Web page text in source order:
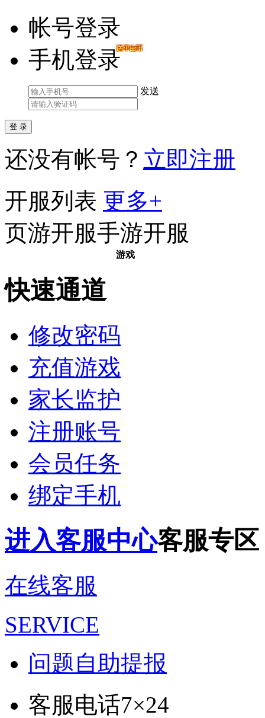
帐号登录
手机登录
发送
还没有帐号？ 立即注册
开服列表 更多+
页游开服手游开服
游戏
快速通道
修改密码
充值游戏
家长监护
注册账号
会员任务
绑定手机
进入客服中心客服专区
在线客服
SERVICE
问题自助提报
客服电话7×24